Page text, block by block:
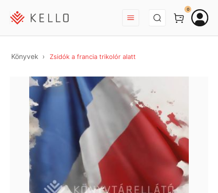
BEJELENTKEZÉS
0
Könyvek Zsidók a francia trikolór alatt